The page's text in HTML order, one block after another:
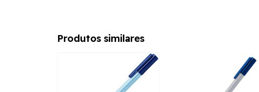
Produtos similares